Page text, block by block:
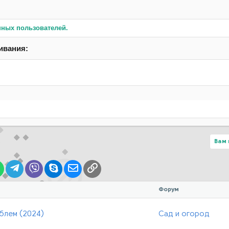
пользователей.
Вам
WhatsAppTelegram
Viber SkypeЭлектронная почта
Ссылка
Форум
(2024) Сад и огород